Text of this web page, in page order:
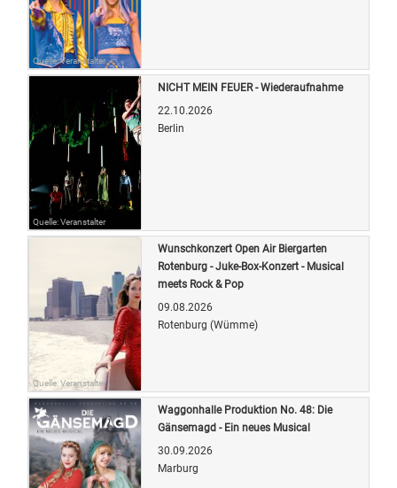
Quelle: Veranstalter
Quelle: Veranstalter
NICHT MEIN FEUER - Wiederaufnahme
22.10.2026
Berlin
Quelle: Veranstalter
Wunschkonzert Open Air Biergarten
Rotenburg - Juke-Box-Konzert - Musical
meets Rock & Pop
09.08.2026
Rotenburg (Wümme)
Waggonhalle Produktion No. 48: Die
Gänsemagd - Ein neues Musical
30.09.2026
Marburg